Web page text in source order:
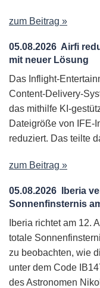
zum Beitrag »
05.08.2026 Airfi
mit neuer Lösung
Das Inflight-
Content-Delivery-
das mithilfe KI-
Dateigröße von IFE-
reduziert. Das teilte
zum Beitrag »
05.08.2026
Iberia
Sonnenfinsternis
Iberia richtet am 12.
totale
zu beobachten, wie
unter dem Code
des Astronomen